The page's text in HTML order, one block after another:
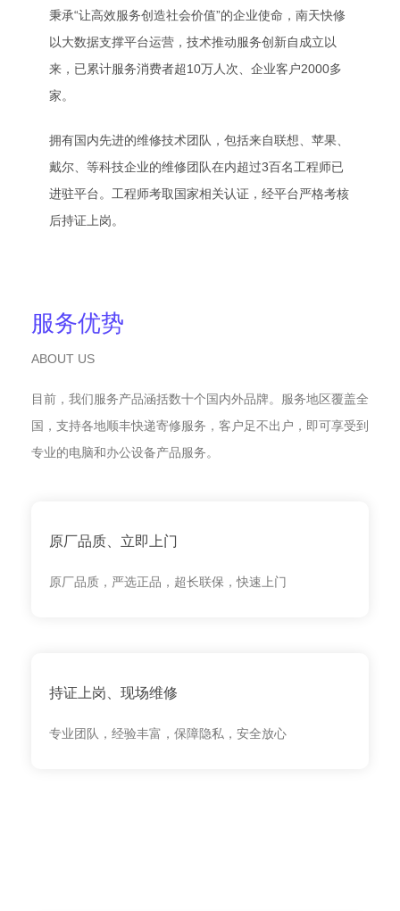
秉承“让高效服务创造社会价值”的企业使命，南天快修
以大数据支撑平台运营，技术推动服务创新自成立以
来，已累计服务消费者超10万人次、企业客户2000多
家。
拥有国内先进的维修技术团队，包括来自联想、苹果、
戴尔、等科技企业的维修团队在内超过3百名工程师已
进驻平台。工程师考取国家相关认证，经平台严格考核
后持证上岗。
服务优势
ABOUT US
目前，我们服务产品涵括数十个国内外品牌。服务地区覆盖全
国，支持各地顺丰快递寄修服务，客户足不出户，即可享受到
专业的电脑和办公设备产品服务。
原厂品质、立即上门
原厂品质，严选正品，超长联保，快速上门
持证上岗、现场维修
专业团队，经验丰富，保障隐私，安全放心